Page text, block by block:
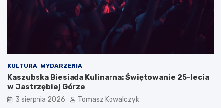
KULTURA WYDARZENIA
Kaszubska Biesiada Kulinarna: Świętowanie 25-lecia
w Jastrzębiej Górze
3 sierpnia 2026 Tomasz Kowalczyk